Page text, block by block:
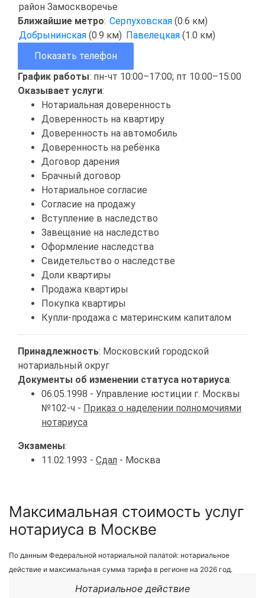
район Замоскворечье
Ближайшие метро: Серпуховская (0.6 км)
Добрынинская (0.9 км) Павелецкая (1.0 км)
Показать телефон
График работы: пн-чт 10:00–17:00; пт 10:00–15:00
Оказывает услуги:
Нотариальная доверенность
Доверенность на квартиру
Доверенность на автомобиль
Доверенность на ребёнка
Договор дарения
Брачный договор
Нотариальное согласие
Согласие на продажу
Вступление в наследство
Завещание на наследство
Оформление наследства
Свидетельство о наследстве
Доли квартиры
Продажа квартиры
Покупка квартиры
Купли-продажа с материнским капиталом
Принадлежность: Московский городской
нотариальный округ
Документы об изменении статуса нотариуса:
06.05.1998 - Управление юстиции г. Москвы
№102-ч - Приказ о наделении полномочиями
нотариуса
Экзамены:
11.02.1993 - Сдал - Москва
Максимальная стоимость услуг
нотариуса в Москве
По данным Федеральной нотариальной палатой: нотариальное
действие и максимальная сумма тарифа в регионе на 2026 год.
Нотариальное действие